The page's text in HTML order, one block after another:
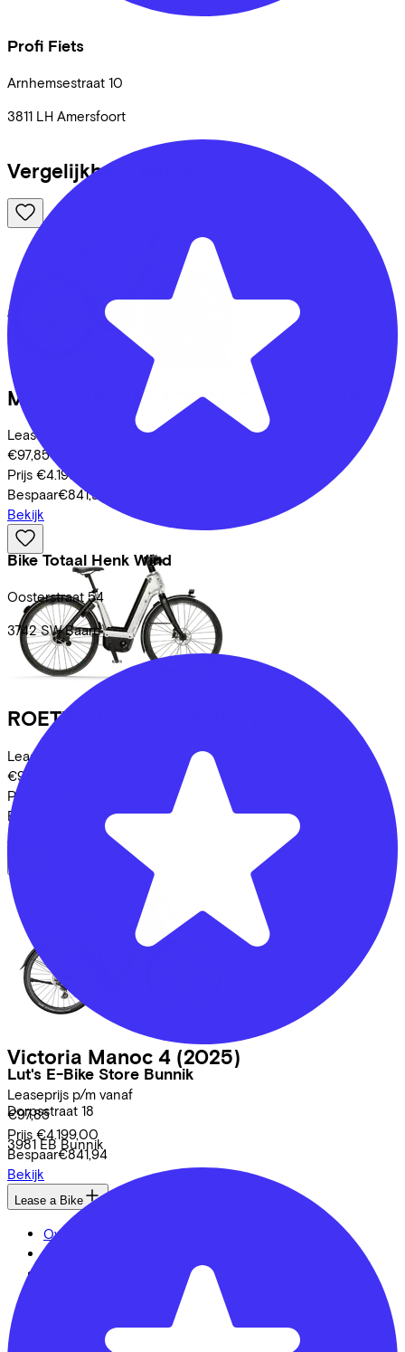
Profi Fiets
Arnhemsestraat 10
3811 LH Amersfoort
Bike Totaal Henk Wind
Oosterstraat 54
3742 SW Baarn
Lut's E-Bike Store Bunnik
Dorpsstraat 18
3981 EB Bunnik
Vergelijkbare fietsen
Merida eFLOAT TOUR CC 400
Leaseprijs p/m vanaf
€97,85
Prijs €4.199,00
Bespaar€841,94
Bekijk
ROETZ
Leaseprijs p/m vanaf
€95,85
Prijs
Bespaar
€833,74
Bekijk
Victoria Manoc 4 (2025)
Leaseprijs p/m vanaf
€97,85
Prijs €4.199,00
Bespaar€841,94
Bekijk
Lease a Bike
Over ons
Onze collega's